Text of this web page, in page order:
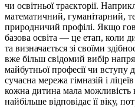
чи освітньої траєкторії.
математичний, гуманітарний,
природничий профілі. Якщо
базова освіта — це етап, коли
та визначається зі своїми
вже більш свідомий вибір
майбутньої професії чи вступу
сучасна мережа гімназій і
кожна дитина мала можливість
найбільше відповідає її віку,